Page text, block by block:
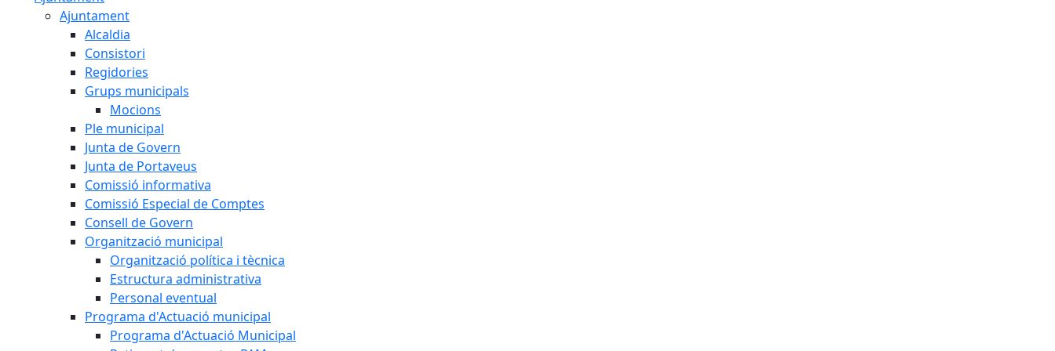
Ajuntament
Alcaldia
Consistori
Regidories
Grups municipals
Mocions
Ple municipal
Junta de Govern
Junta de Portaveus
Comissió informativa
Comissió Especial de Comptes
Consell de Govern
Organització municipal
Organització política i tècnica
Estructura administrativa
Personal eventual
Programa d'Actuació municipal
Programa d'Actuació Municipal